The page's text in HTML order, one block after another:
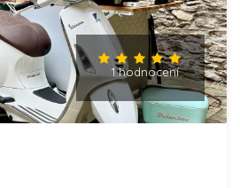
1 hodnocení